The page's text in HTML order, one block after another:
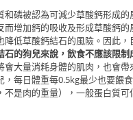
磷被認為可減少草酸鈣形成的
而增加鈣的吸收及形成草酸鈣的
降低草酸鈣結石的風險。因此，
石的狗兒來說，飲食不應該限制
會大量消耗身體的肌肉，也會帶
，每日體重每0.5kg最少也要餵
不是肉的重量），一般蛋白質